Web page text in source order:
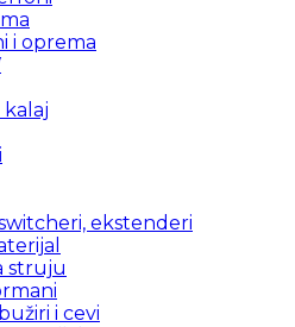
i oprema
kalaj
ekstenderi
struju
i cevi